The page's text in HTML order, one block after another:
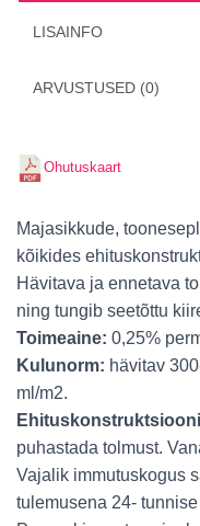
LISAINFO
ARVUSTUSED (0)
Ohutuskaart
Majasikkude,
kõikides
Hävitava ja ennetava
ning tungib seetõttu
Toimeaine: 0,25%
Kulunorm: hävitav
ml/m2.
puhastada tolmust.
Vajalik immutuskogus
tulemusena 24-